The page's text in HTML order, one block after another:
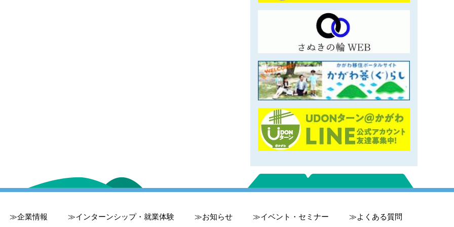
企業情報 インターンシップ・就業体験 お知らせ イベント・セミナー よくある質問